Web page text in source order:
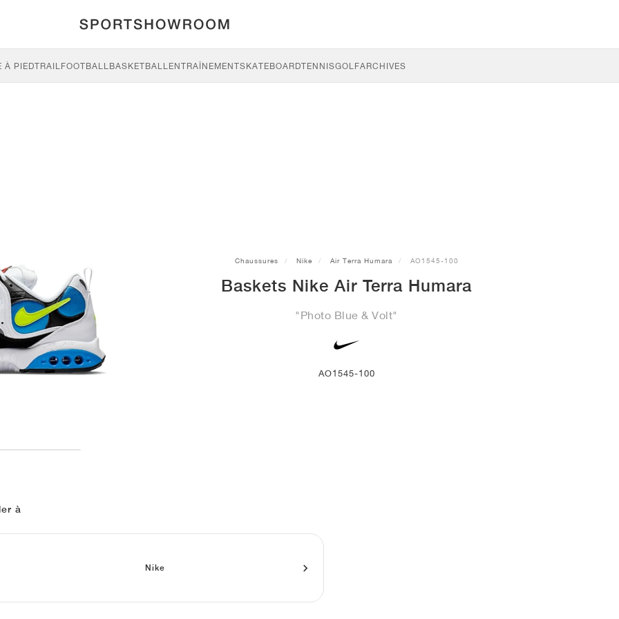
À PIEDTRAILFOOTBALLBASKETBALLENTRAÎNEMENTSKATEBOARDTENNISGOLFARCHIVES
Chaussures Nike Air Terra Humara AO1545-100
Baskets Nike Air Terra Humara
"Photo Blue & Volt"
AO1545-100
à
Nike